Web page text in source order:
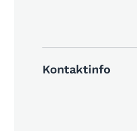
Kontaktinfo